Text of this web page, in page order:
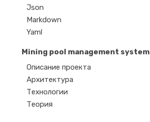
Json
Markdown
Yaml
Mining pool management system
Описание проекта
Архитектура
Технологии
Теория